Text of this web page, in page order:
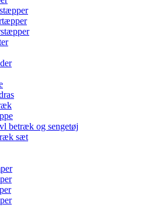
betræk og sengetøj
sæt